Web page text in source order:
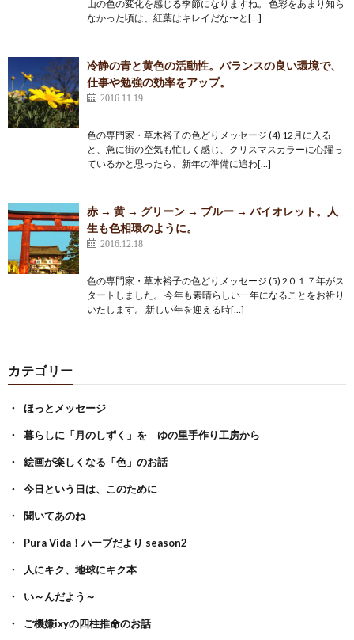
山の色の変化を感じる季節になりますね。 色彩をあまり知ら
なかった頃は、紅葉はキレイだな〜と[…]
冷静の青と黄色の活動性。バランスの良い環境で、
仕事や勉強の効率をアップ。
2016.11.19
色の専門家・草木裕子の色どりメッセージ (4) 12月に入る
と、急に街の空気も忙しく感じ、クリスマスカラーに心躍っ
ているかと思ったら、新年の準備に追わ[…]
赤 → 黄 → グリーン → ブルー → バイオレット。人
生も色相環のように。
2016.12.18
色の専門家・草木裕子の色どりメッセージ (5) 2０１７年がス
タートしました。 今年も素晴らしい一年になることをお祈り
いたします。 新しい年を迎える時[…]
カテゴリー
ほっとメッセージ
暮らしに「月のしずく」を ゆの里手作り工房から
絵画が楽しくなる「色」のお話
今日という日は、このために
聞いてあのね
Pura Vida！ハーブだより season2
人にキク、地球にキク本
い～んだよう～
ご機嫌ixyの四柱推命のお話